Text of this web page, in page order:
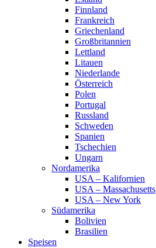
Finnland
Frankreich
Griechenland
Großbritannien
Lettland
Litauen
Niederlande
Österreich
Polen
Portugal
Russland
Schweden
Spanien
Tschechien
Ungarn
Nordamerika
USA – Kalifornien
USA – Massachusetts
USA – New York
Südamerika
Bolivien
Brasilien
Speisen